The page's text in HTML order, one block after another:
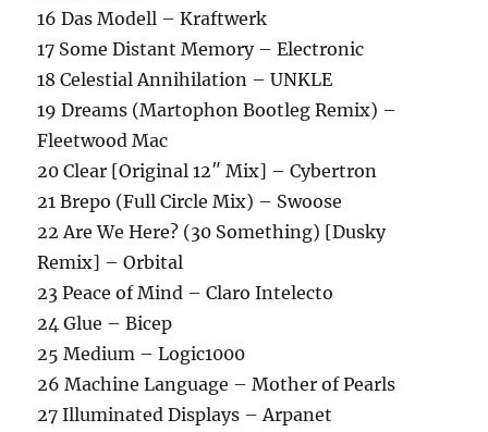
16 Das Modell – Kraftwerk
17 Some Distant Memory – Electronic
18 Celestial Annihilation – UNKLE
19 Dreams (Martophon Bootleg Remix) –
Fleetwood Mac
20 Clear [Original 12″ Mix] – Cybertron
21 Brepo (Full Circle Mix) – Swoose
22 Are We Here? (30 Something) [Dusky
Remix] – Orbital
23 Peace of Mind – Claro Intelecto
24 Glue – Bicep
25 Medium – Logic1000
26 Machine Language – Mother of Pearls
27 Illuminated Displays – Arpanet